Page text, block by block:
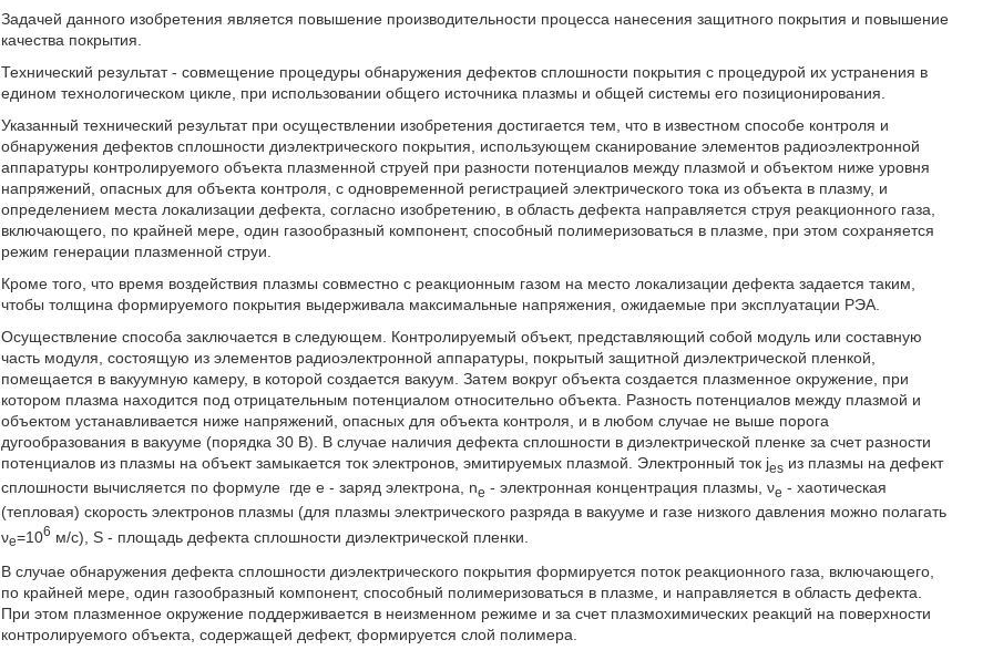
Задачей данного изобретения является повышение производительности процесса нанесения защитного покрытия и повышение
качества покрытия.
Технический результат - совмещение процедуры обнаружения дефектов сплошности покрытия с процедурой их устранения в
едином технологическом цикле, при использовании общего источника плазмы и общей системы его позиционирования.
Указанный технический результат при осуществлении изобретения достигается тем, что в известном способе контроля и
обнаружения дефектов сплошности диэлектрического покрытия, использующем сканирование элементов радиоэлектронной
аппаратуры контролируемого объекта плазменной струей при разности потенциалов между плазмой и объектом ниже уровня
напряжений, опасных для объекта контроля, с одновременной регистрацией электрического тока из объекта в плазму, и
определением места локализации дефекта, согласно изобретению, в область дефекта направляется струя реакционного газа,
включающего, по крайней мере, один газообразный компонент, способный полимеризоваться в плазме, при этом сохраняется
режим генерации плазменной струи.
Кроме того, что время воздействия плазмы совместно с реакционным газом на место локализации дефекта задается таким,
чтобы толщина формируемого покрытия выдерживала максимальные напряжения, ожидаемые при эксплуатации РЭА.
Осуществление способа заключается в следующем. Контролируемый объект, представляющий собой модуль или составную
часть модуля, состоящую из элементов радиоэлектронной аппаратуры, покрытый защитной диэлектрической пленкой,
помещается в вакуумную камеру, в которой создается вакуум. Затем вокруг объекта создается плазменное окружение, при
котором плазма находится под отрицательным потенциалом относительно объекта. Разность потенциалов между плазмой и
объектом устанавливается ниже напряжений, опасных для объекта контроля, и в любом случае не выше порога
дугообразования в вакууме (порядка 30 В). В случае наличия дефекта сплошности в диэлектрической пленке за счет разности
потенциалов из плазмы на объект замыкается ток электронов, эмитируемых плазмой. Электронный ток jes из плазмы на дефект
сплошности вычисляется по формуле где е - заряд электрона, ne - электронная концентрация плазмы, νe - хаотическая
(тепловая) скорость электронов плазмы (для плазмы электрического разряда в вакууме и газе низкого давления можно полагать
νe=106 м/с), S - площадь дефекта сплошности диэлектрической пленки.
В случае обнаружения дефекта сплошности диэлектрического покрытия формируется поток реакционного газа, включающего,
по крайней мере, один газообразный компонент, способный полимеризоваться в плазме, и направляется в область дефекта.
При этом плазменное окружение поддерживается в неизменном режиме и за счет плазмохимических реакций на поверхности
контролируемого объекта, содержащей дефект, формируется слой полимера.